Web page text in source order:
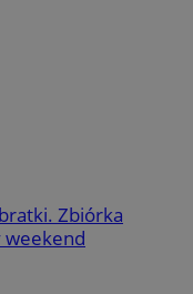
Zbiórka
weekend